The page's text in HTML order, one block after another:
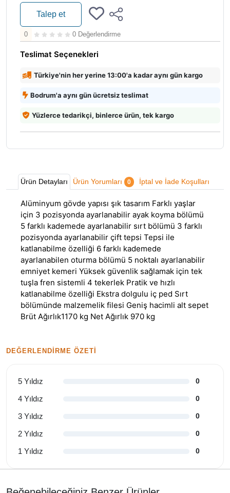
Talep et
0 0 Değerlendirme
Teslimat Seçenekleri
Türkiye'nin her yerine 13:00'a kadar aynı gün kargo
Bodrum'a aynı gün ücretsiz teslimat
Yüzlerce tedarikçi, binlerce ürün, tek kargo
Ürün Detayları Ürün Yorumları 0 İptal ve İade Koşulları
Alüminyum gövde yapısı şık tasarım Farklı yaşlar
için 3 pozisyonda ayarlanabilir ayak koyma bölümü
5 farklı kademede ayarlanabilir sırt bölümü 3 farklı
pozisyonda ayarlanabilir çift tepsi Tepsi ile
katlanabilme özelliği 6 farklı kademede
ayarlanabilen oturma bölümü 5 noktalı ayarlanabilir
emniyet kemeri Yüksek güvenlik sağlamak için tek
tuşla fren sistemli 4 tekerlek Pratik ve hızlı
katlanabilme özelliği Ekstra dolgulu iç ped Sırt
bölümünde malzemelik filesi Geniş hacimli alt sepet
Brüt Ağırlık1170 kg Net Ağırlık 970 kg
DEĞERLENDIRME ÖZETI
5 Yıldız 0
4 Yıldız 0
3 Yıldız 0
2 Yıldız 0
1 Yıldız 0